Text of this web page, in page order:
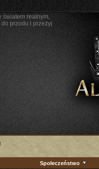
światem realnym,
przodu i przeżyj
Społeczeństwo